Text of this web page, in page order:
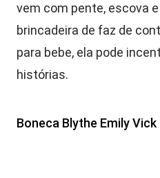
vem com pente, escova
brincadeira de faz de
para bebe, ela pode
histórias.
Boneca Blythe Emily Vick